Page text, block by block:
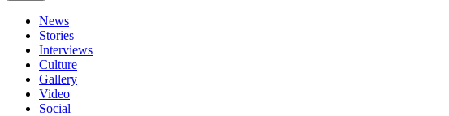
News
Stories
Interviews
Culture
Gallery
Video
Social